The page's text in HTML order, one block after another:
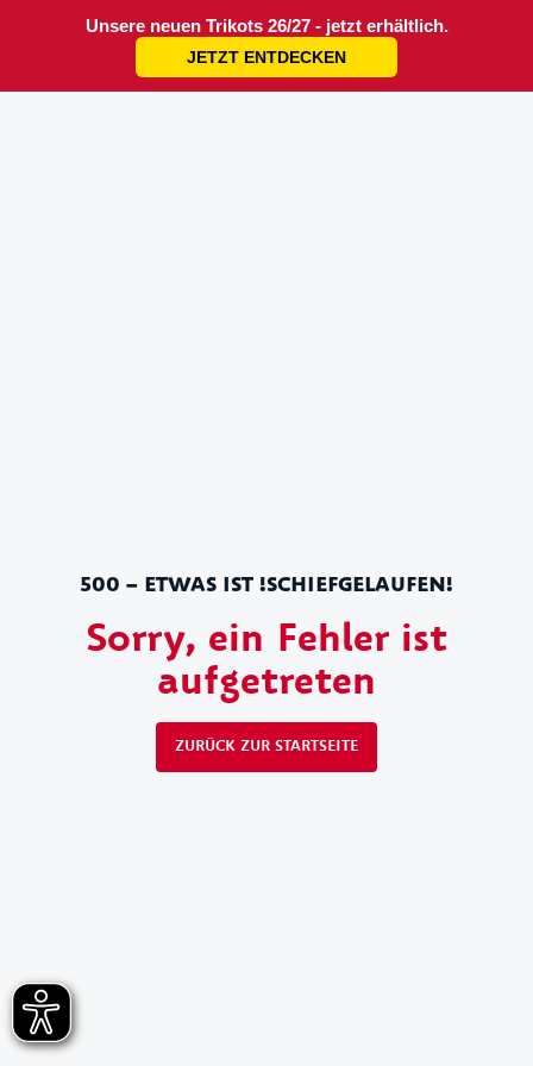
Unsere neuen Trikots 26/27 - jetzt erhältlich.
JETZT ENTDECKEN
500 – ETWAS IST !SCHIEFGELAUFEN!
Sorry, ein Fehler ist
aufgetreten
ZURÜCK ZUR STARTSEITE